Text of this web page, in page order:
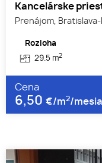
Kancelárske
Prenájom,
Rozloha
29.5 m2
Cena
6,50 €/m2/